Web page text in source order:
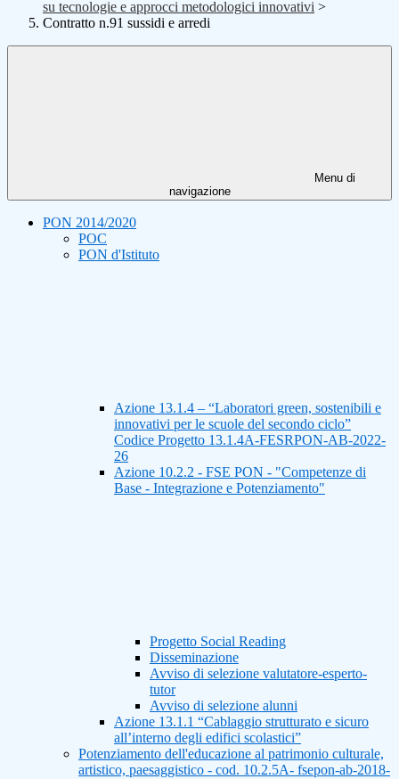
su tecnologie e approcci metodologici innovativi >
Contratto n.91 sussidi e arredi
Menu di
navigazione
PON 2014/2020
POC
PON d'Istituto
Azione 13.1.4 – “Laboratori green, sostenibili e
innovativi per le scuole del secondo ciclo”
Codice Progetto 13.1.4A-FESRPON-AB-2022-
26
Azione 10.2.2 - FSE PON - "Competenze di
Base - Integrazione e Potenziamento"
Progetto Social Reading
Disseminazione
Avviso di selezione valutatore-esperto-
tutor
Avviso di selezione alunni
Azione 13.1.1 “Cablaggio strutturato e sicuro
all’interno degli edifici scolastici”
Potenziamento dell'educazione al patrimonio culturale,
artistico, paesaggistico - cod. 10.2.5A- fsepon-ab-2018-